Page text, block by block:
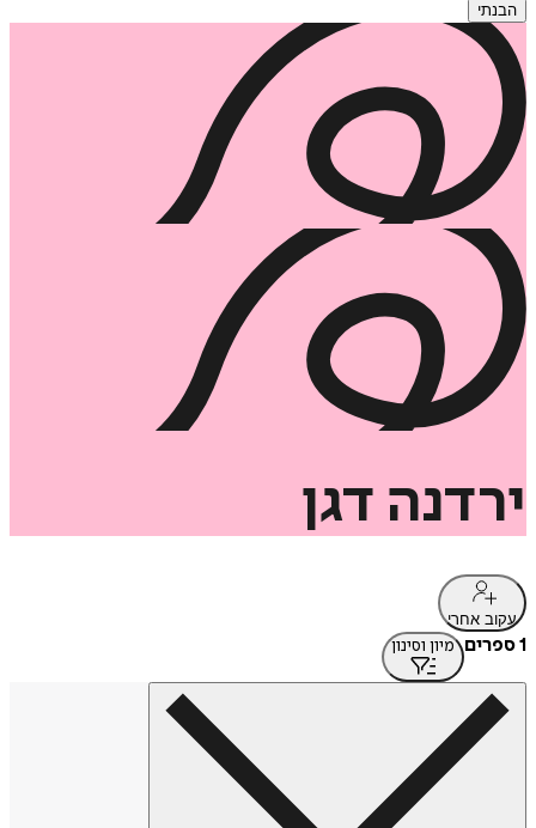
הבנתי
ירדנה דגן
עקוב אחרי
1 ספרים מיון וסינון